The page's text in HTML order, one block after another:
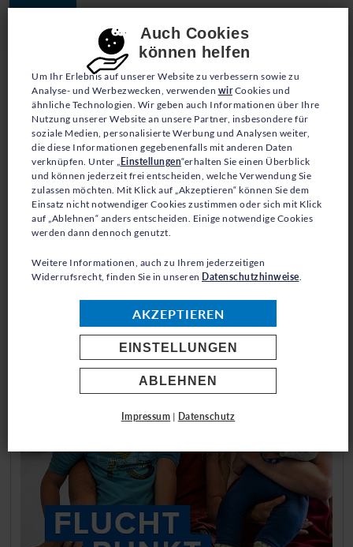
Consent-Einstellungen
Auch Cookies
können helfen
Um Ihr Erlebnis auf unserer Website zu verbessern sowie zu
Analyse- und Werbezwecken, verwenden wirCookies und
ähnliche Technologien. Wir geben auch Informationen über Ihre
Nutzung unserer Website an unsere Partner, insbesondere für
soziale Medien, personalisierte Werbung und Analysen weiter,
die diese Informationen gegebenenfalls mit anderen Daten
verknüpfen. Unter „ Einstellungen“erhalten Sie einen Überblick
und können jederzeit frei entscheiden, welche Verwendung Sie
zulassen möchten. Mit Klick auf „Akzeptieren“ können Sie dem
Einsatz nicht notwendiger Cookies zustimmen oder sich mit Klick
auf „Ablehnen“ anders entscheiden. Einige notwendige Cookies
werden dann dennoch genutzt.
Weitere Informationen, auch zu Ihrem jederzeitigen
Widerrufsrecht, finden Sie in unseren Datenschutzhinweise.
AKZEPTIEREN
EINSTELLUNGEN
ABLEHNEN
Impressum | Datenschutz
JETZT SPENDEN
ZURÜCK ZUR ÜBERSICHT
0